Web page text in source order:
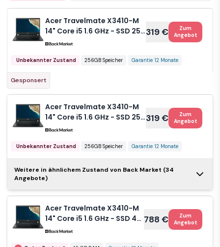
Acer Travelmate X3410-M
14" Core i5 1.6 GHz - SSD 256
GB - 8GB QWERTY -
319 €
Zum
Angebot
Unbekannter Zustand 256GB Speicher Garantie 12 Monate
Gesponsert
Acer Travelmate X3410-M
14" Core i5 1.6 GHz - SSD 256
GB - 8GB QWERTY - Englisch
319 €
Zum
Angebot
Unbekannter Zustand 256GB Speicher Garantie 12 Monate
Acer
Travelmate
X3410-M 14"
GHz - SSD 128
GB - 8GB
QWERTY -
Schwedisch
Unbekannter Zustand
Garantie 12 Monate
Weitere in ähnlichem Zustand von Back Market (34
Angebote)
Acer Travelmate X3410-M
14" Core i5 1.6 GHz - SSD 4
TB - 16GB QWERTY -
788 €
Zum
Angebot